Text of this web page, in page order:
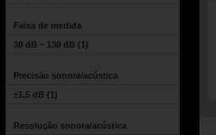
Faixa de medida
30 dB ~ 130 dB (1)
Precisão sonora/acústica
±1,5 dB (1)
Resolução sonora/acústica